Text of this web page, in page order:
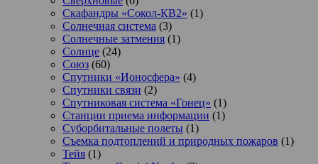
Скафандры «Сокол-КВ2» (1)
Солнечная система (3)
Солнечные затмения (1)
Солнце (24)
Союз (60)
Спутники «Ионосфера» (4)
Спутники связи (2)
Спутниковая система «Гонец» (1)
Станции приема информации (1)
Суборбитальные полеты (1)
Съемка подтоплений и природных пожаров (1)
Тейя (1)